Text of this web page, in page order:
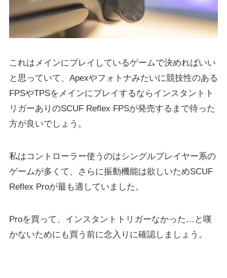
これはメインにプレイしているゲームで決めればいい
と思っていて、Apexやフォトナみたいに競技性のある
FPSやTPSをメインにプレイするならインスタントト
リガーありのSCUF Reflex FPSが発売するまで待った
方が良いでしょう。
私はコントローラー使うのはシングルプレイヤー系の
ゲームが多くて、さらに振動機能は欲しいためSCUF
Reflex Proが最も適していました。
Proを買って、インスタントトリガーなかった…と嘆
かないためにも買う前に念入りに確認しましょう。